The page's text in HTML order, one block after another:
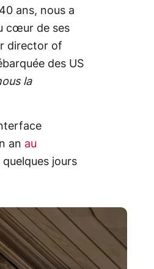
ans, nous a
cœur de ses
director of
des US
la
an au
jours